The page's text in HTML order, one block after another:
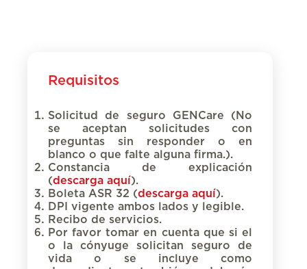
Requisitos
Solicitud de seguro GENCare (No
se aceptan solicitudes con
preguntas sin responder o en
blanco o que falte alguna firma.).
Constancia de explicación
(descarga aquí).
Boleta ASR 32 (descarga aquí).
DPI vigente ambos lados y legible.
Recibo de servicios.
Por favor tomar en cuenta que si el
o la cónyuge solicitan seguro de
vida o se incluye como